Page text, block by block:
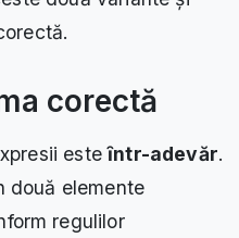
corectă
esteȋntr-adevăr.
două elemente
regulilor